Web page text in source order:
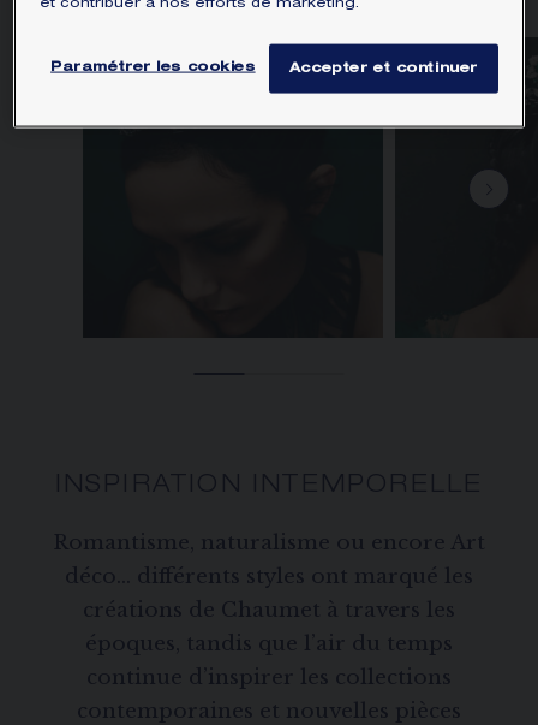
INSPIRATION INTEMPORELLE
Romantisme, naturalisme ou encore Art
déco… différents styles ont marqué les
créations de Chaumet à travers les
époques, tandis que l’air du temps
continue d’inspirer les collections
contemporaines et nouvelles pièces
et contribuer à nos efforts de marketing.
Paramétrer les cookies Accepter et continuer